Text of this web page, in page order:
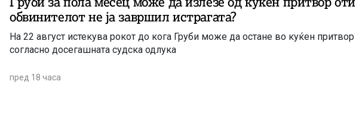
обвинителот не ја завршил истрагата?
На 22 август истекува рокот до кога Груби може да остане во куќен притвор
согласно досегашната судска одлука
пред 18 часа